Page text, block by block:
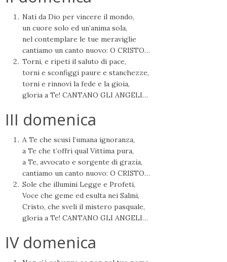
Nati da Dio per vincere il mondo,
un cuore solo ed un’anima sola,
nel contemplare le tue meraviglie
cantiamo un canto nuovo: O CRISTO…
Torni, e ripeti il saluto di pace,
torni e sconfiggi paure e stanchezze,
torni e rinnovi la fede e la gioia,
gloria a Te! CANTANO GLI ANGELI…
III domenica
A Te che scusi l’umana ignoranza,
a Te che t’offri qual Vittima pura,
a Te, avvocato e sorgente di grazia,
cantiamo un canto nuovo: O CRISTO…
Sole che illumini Legge e Profeti,
Voce che geme ed esulta nei Salmi,
Cristo, che sveli il mistero pasquale,
gloria a Te! CANTANO GLI ANGELI…
IV domenica